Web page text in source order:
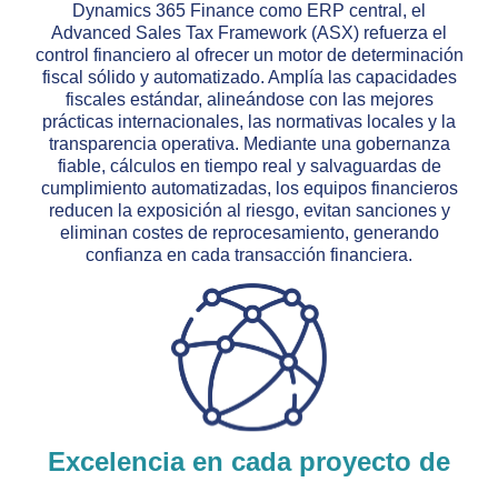
Dynamics 365 Finance como ERP central, el
Advanced Sales Tax Framework (ASX) refuerza el
control financiero al ofrecer un motor de determinación
fiscal sólido y automatizado. Amplía las capacidades
fiscales estándar, alineándose con las mejores
prácticas internacionales, las normativas locales y la
transparencia operativa. Mediante una gobernanza
fiable, cálculos en tiempo real y salvaguardas de
cumplimiento automatizadas, los equipos financieros
reducen la exposición al riesgo, evitan sanciones y
eliminan costes de reprocesamiento, generando
confianza en cada transacción financiera.
Excelencia en cada proyecto de